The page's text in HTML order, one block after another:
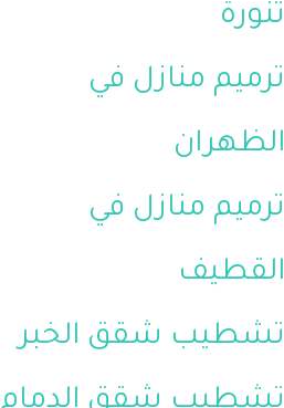
تنورة
ترميم منازل في
الظهران
ترميم منازل في
القطيف
تشطيب شقق الخبر